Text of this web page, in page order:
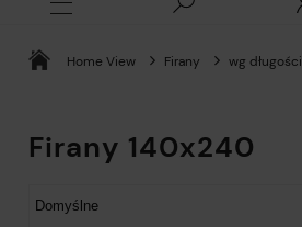
Home View Firany wg długości
Firany 140x240